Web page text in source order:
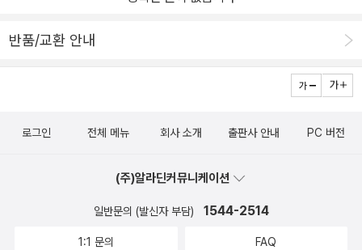
들이다. 나의 생각보다 훨씬 훨씬 더 크고 놀라운 진리, 맞다. 성자 하
는 지금도 선한 목자 되신 그리스도와 함께, 긴장과 갈등이 존재하는
만, 분명 집을 향해 가고 있다. 왜냐하면, 그분이 우리를 이끌고 계시
기억하고 싶을만큼 아름답고 깊다. 시편 23편 자체가 큰 감동이자 주
께 드리고 싶은 고백인 것만큼, 이 책 또한 마음 깊이 새기고 싶다. 시
반품/교환 안내
로그인 전체 메뉴 회사 소개 출판사 안내 PC 버전
(주)알라딘커뮤니케이션
일반문의 (발신자 부담) 1544-2514
1:1 문의 FAQ